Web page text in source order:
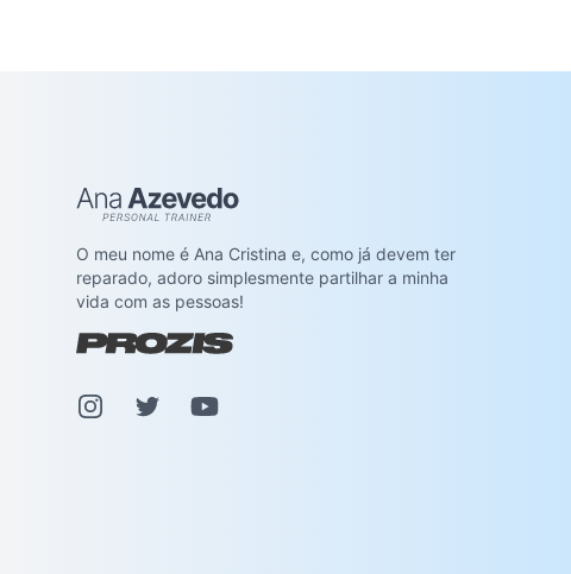
Ana Azevedo
O meu nome é Ana Cristina e, como já devem ter
reparado, adoro simplesmente partilhar a minha
vida com as pessoas!
InstagramPinterestYoutube